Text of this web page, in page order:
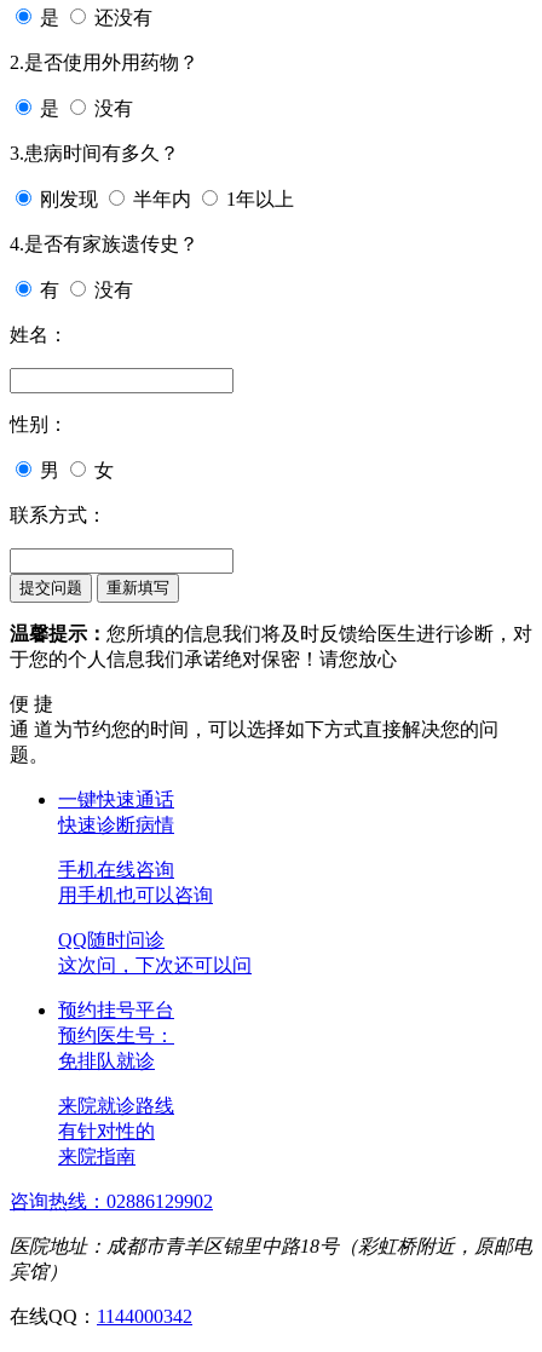
是 还没有
2.是否使用外用药物？
是 没有
3.患病时间有多久？
刚发现 半年内 1年以上
4.是否有家族遗传史？
有 没有
姓名：
性别：
男 女
联系方式：
温馨提示： 您所填的信息我们将及时反馈给医生进行诊断，对
于您的个人信息我们承诺绝对保密！请您放心
便 捷
通 道为节约您的时间，可以选择如下方式直接解决您的问
题。
一键快速通话
快速诊断病情
手机在线咨询
用手机也可以咨询
QQ随时问诊
这次问，下次还可以问
预约挂号平台
预约医生号：
免排队就诊
来院就诊路线
有针对性的
来院指南
咨询热线：02886129902
医院地址：成都市青羊区锦里中路18号（彩虹桥附近，原邮电
宾馆）
在线QQ： 1144000342